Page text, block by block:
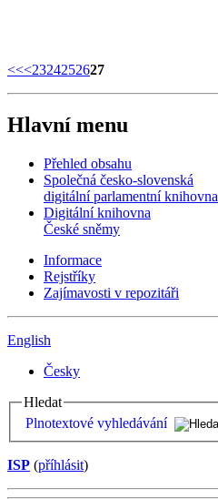
<<<2324252627
Hlavní menu
Přehled obsahu
Společná česko-slovenská
digitální parlamentní knihovna
Digitální knihovna
České sněmy
Informace
Rejstříky
Zajímavosti v repozitáři
English
Česky
Hledat
Plnotextové vyhledávání
ISP (příhlásit)